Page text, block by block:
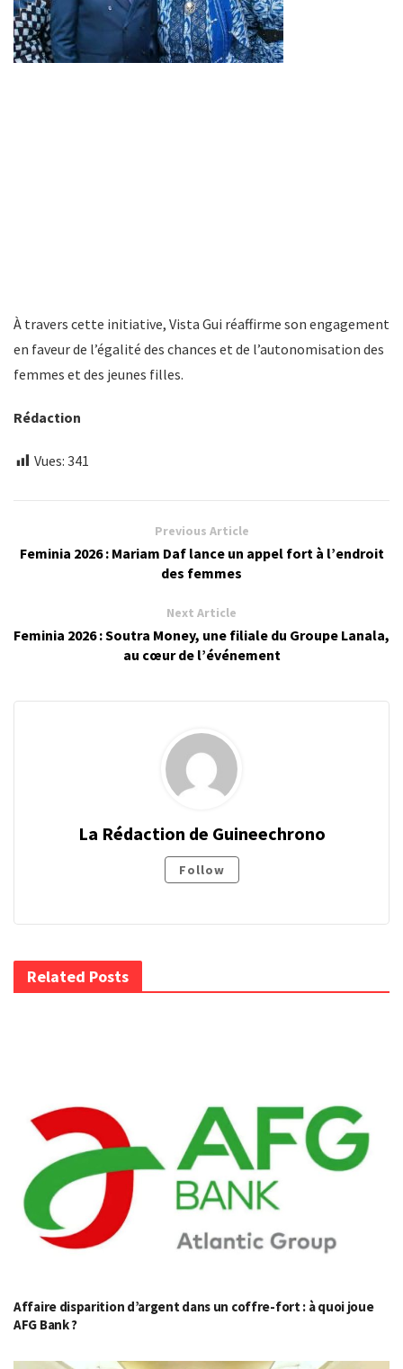
À travers cette initiative, Vista Gui réaffirme son engagement
en faveur de l’égalité des chances et de l’autonomisation des
femmes et des jeunes filles.
Rédaction
Vues: 341
Previous Article
Feminia 2026 : Mariam Daf lance un appel fort à l’endroit
des femmes
Next Article
Feminia 2026 : Soutra Money, une filiale du Groupe Lanala,
au cœur de l’événement
La Rédaction de Guineechrono
Follow
Related Posts
Affaire disparition d’argent dans un coffre-fort : à quoi joue
AFG Bank ?